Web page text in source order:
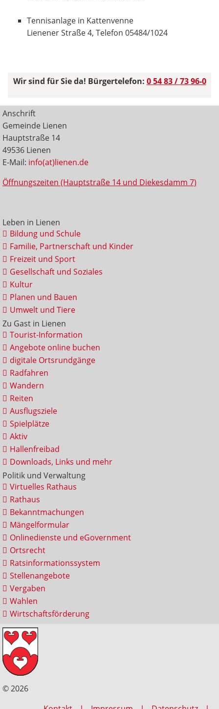
Tennisanlage in Kattenvenne
Lienener Straße 4, Telefon 05484/1024
Wir sind für Sie da! Bürgertelefon: 0 54 83 / 73 96-0
Anschrift
Gemeinde Lienen
Hauptstraße 14
49536 Lienen
E-Mail: info(at)lienen.de
Öffnungszeiten (Hauptstraße 14 und Diekesdamm 7)
Leben in Lienen
Bildung und Schule
Familie, Partnerschaft und Kinder
Freizeit und Sport
Gesellschaft und Soziales
Kultur
Planen und Bauen
Umwelt und Tiere
Zu Gast in Lienen
Tourist-Information
Angebote online buchen
digitale Ortsrundgänge
Radfahren
Wandern
Reiten
Ausflugsziele
Spielplätze
Aktiv
Hallenfreibad
Downloads, Links und mehr
Politik und Verwaltung
Virtuelles Rathaus
Rathaus
Bekanntmachungen
Mängelformular
Onlinedienste und eGovernment
Ortsrecht
Ratsinformationssystem
Stellenangebote
Vergaben
Wahlen
Wirtschaftsförderung
© 2026